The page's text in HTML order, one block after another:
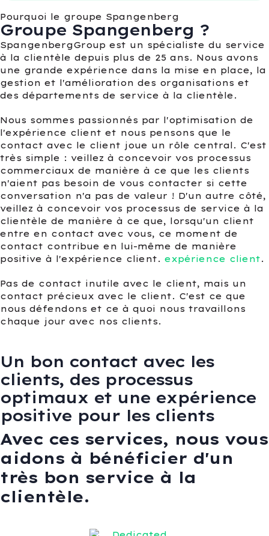
Pourquoi le groupe Spangenberg
Groupe Spangenberg ?
SpangenbergGroup est un spécialiste du service
à la clientèle depuis plus de 25 ans. Nous avons
une grande expérience dans la mise en place, la
gestion et l'amélioration des organisations et
des départements de service à la clientèle.
Nous sommes passionnés par l'optimisation de
l'expérience client et nous pensons que le
contact avec le client joue un rôle central. C'est
très simple : veillez à concevoir vos processus
commerciaux de manière à ce que les clients
n'aient pas besoin de vous contacter si cette
conversation n'a pas de valeur ! D'un autre côté,
veillez à concevoir vos processus de service à la
clientèle de manière à ce que, lorsqu'un client
entre en contact avec vous, ce moment de
contact contribue en lui-même de manière
positive à l'expérience client. expérience client.
Pas de contact inutile avec le client, mais un
contact précieux avec le client. C'est ce que
nous défendons et ce à quoi nous travaillons
chaque jour avec nos clients.
Un bon contact avec les
clients, des processus
optimaux et une expérience
positive pour les clients
Avec ces services, nous vous
aidons à bénéficier d'un
très bon service à la
clientèle.